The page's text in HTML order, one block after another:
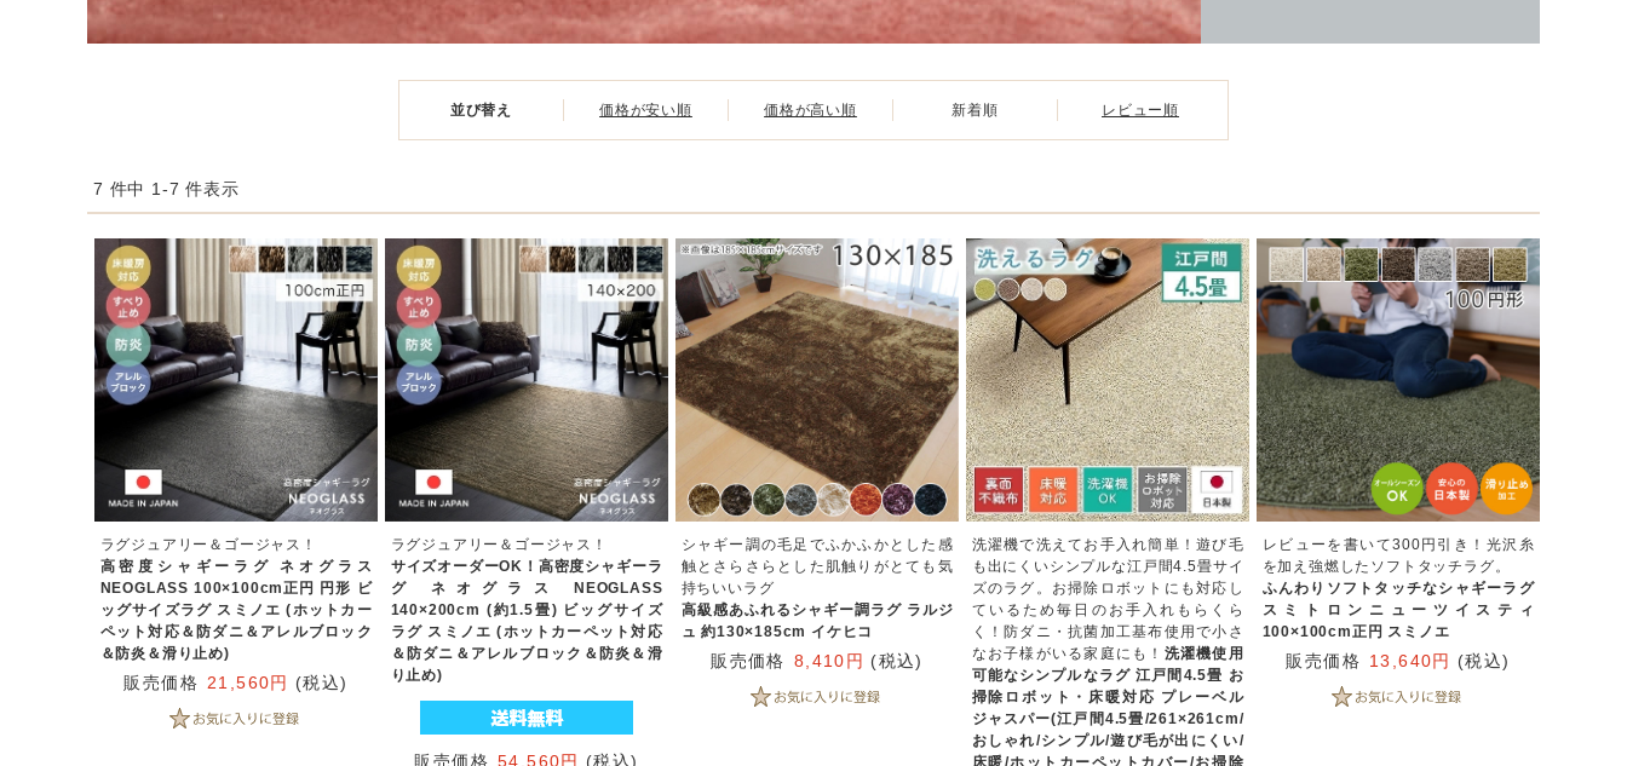
並び替え 価格が安い順 価格が高い順 新着順 レビュー順
7 件中 1-7 件表示
ラグジュアリー＆ゴージャス！
高密度シャギーラグ ネオグラス
NEOGLASS 100×100cm正円 円形 ビ
ッグサイズラグ スミノエ (ホットカー
ペット対応＆防ダニ＆アレルブロック
＆防炎＆滑り止め)
販売価格 21,560円 (税込)
ラグジュアリー＆ゴージャス！
サイズオーダーOK！高密度シャギーラ
グ ネオグラス NEOGLASS
140×200cm (約1.5畳) ビッグサイズ
ラグ スミノエ (ホットカーペット対応
＆防ダニ＆アレルブロック＆防炎＆滑
り止め)
販売価格 54,560円 (税込)
シャギー調の毛足でふかふかとした感
触とさらさらとした肌触りがとても気
持ちいいラグ
高級感あふれるシャギー調ラグ ラルジ
ュ 約130×185cm イケヒコ
販売価格 8,410円 (税込)
洗濯機で洗えてお手入れ簡単！遊び毛
も出にくいシンプルな江戸間4.5畳サイ
ズのラグ。お掃除ロボットにも対応し
ているため毎日のお手入れもらくら
く！防ダニ・抗菌加工基布使用で小さ
なお子様がいる家庭にも！ 洗濯機使用
可能なシンプルなラグ 江戸間4.5畳 お
掃除ロボット・床暖対応 プレーベル
ジャスパー(江戸間4.5畳/261×261cm/
おしゃれ/シンプル/遊び毛が出にくい/
床暖/ホットカーペットカバー/お掃除
レビューを書いて300円引き！光沢糸
を加え強燃したソフトタッチラグ。
ふんわりソフトタッチなシャギーラグ
スミトロンニューツイスティ
100×100cm正円 スミノエ
販売価格 13,640円 (税込)